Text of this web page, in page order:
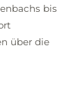
bis
über die